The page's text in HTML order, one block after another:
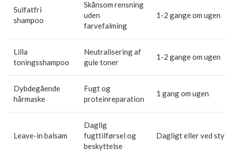
Sulfatfri
shampoo
Skånsom rensning
uden
farvefalming
1-2 gange om ugen
Lilla
toningsshampoo
Neutralisering af
gule toner
1-2 gange om ugen
Dybdegående
hårmaske
Fugt og
proteinreparation
1 gang om ugen
Leave-in balsam
Daglig
fugttilførsel og
beskyttelse
Dagligt eller ved